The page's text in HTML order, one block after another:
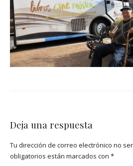
Deja una respuesta
Tu dirección de correo electrónico no
obligatorios están marcados con *